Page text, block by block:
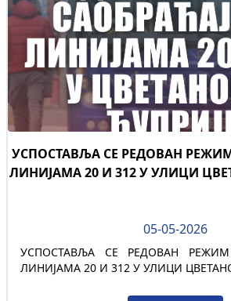
УСПОСТАВЉА СЕ РЕДОВАН
ЛИНИЈАМА 20 И 312 У УЛИЦИ
05-05-2026
УСПОСТАВЉА СЕ РЕДОВАН РЕЖИМ
ЛИНИЈАМА 20 И 312 У УЛИЦИ